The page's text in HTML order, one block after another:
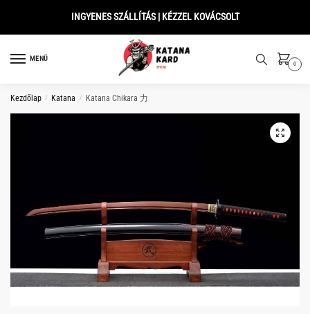
INGYENES SZÁLLÍTÁS | KÉZZEL KOVÁCSOLT
MENÜ
0
Kezdőlap / Katana / Katana Chikara 力